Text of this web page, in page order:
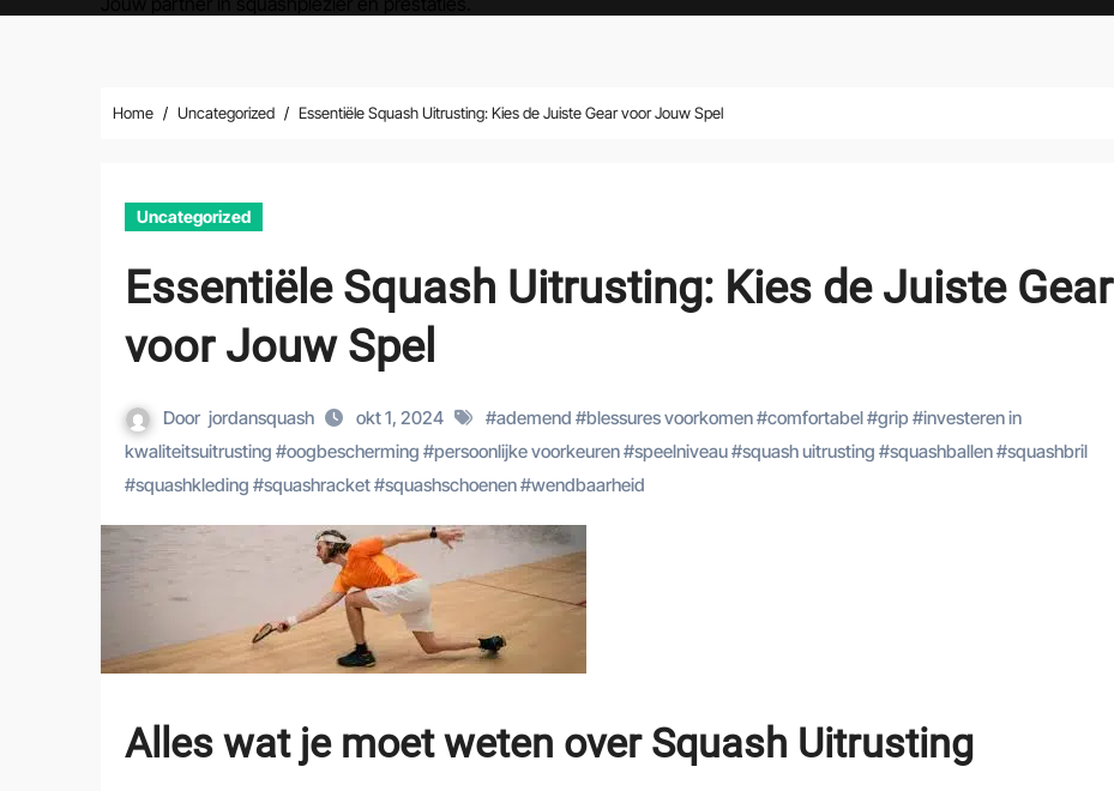
Home Uncategorized Essentiële Squash Uitrusting: Kies de Juiste Gear voor Jouw Spel
Uncategorized
Essentiële Squash Uitrusting: Kies de Juiste Gear
voor Jouw Spel
Door jordansquash okt 1, 2024 #ademend #blessures voorkomen#comfortabel#grip#investeren in
kwaliteitsuitrusting #oogbescherming #persoonlijke voorkeuren#speelniveau#squash uitrusting #squashballen#squashbril
#squashkleding #squashracket#squashschoenen#wendbaarheid
Alles wat je moet weten over Squash Uitrusting